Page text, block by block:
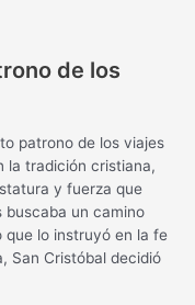
de los
patrono de los viajes
la tradición cristiana,
y fuerza que
buscaba un camino
que lo instruyó en la fe
San Cristóbal decidió